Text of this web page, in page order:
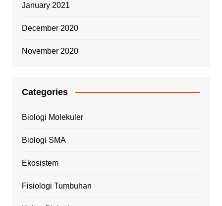
January 2021
December 2020
November 2020
Categories
Biologi Molekuler
Biologi SMA
Ekosistem
Fisiologi Tumbuhan